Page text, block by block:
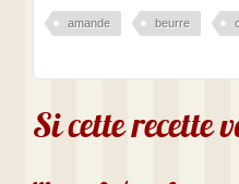
amande beurre
Si cette recette